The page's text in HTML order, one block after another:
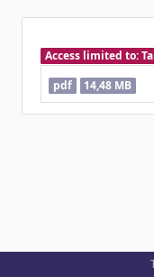
Access limited to:
pdf
14,48 MB